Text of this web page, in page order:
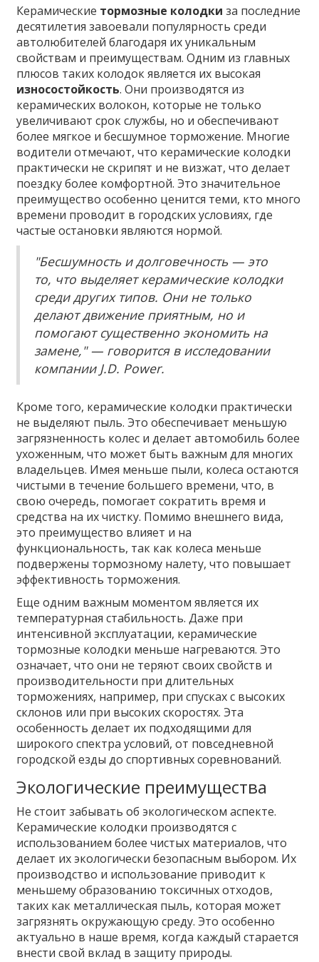
Керамические тормозные колодки за последние
десятилетия завоевали популярность среди
автолюбителей благодаря их уникальным
свойствам и преимуществам. Одним из главных
плюсов таких колодок является их высокая
износостойкость. Они производятся из
керамических волокон, которые не только
увеличивают срок службы, но и обеспечивают
более мягкое и бесшумное торможение. Многие
водители отмечают, что керамические колодки
практически не скрипят и не визжат, что делает
поездку более комфортной. Это значительное
преимущество особенно ценится теми, кто много
времени проводит в городских условиях, где
частые остановки являются нормой.
"Бесшумность и долговечность — это
то, что выделяет керамические колодки
среди других типов. Они не только
делают движение приятным, но и
помогают существенно экономить на
замене," — говорится в исследовании
компании J.D. Power.
Кроме того, керамические колодки практически
не выделяют пыль. Это обеспечивает меньшую
загрязненность колес и делает автомобиль более
ухоженным, что может быть важным для многих
владельцев. Имея меньше пыли, колеса остаются
чистыми в течение большего времени, что, в
свою очередь, помогает сократить время и
средства на их чистку. Помимо внешнего вида,
это преимущество влияет и на
функциональность, так как колеса меньше
подвержены тормозному налету, что повышает
эффективность торможения.
Еще одним важным моментом является их
температурная стабильность. Даже при
интенсивной эксплуатации, керамические
тормозные колодки меньше нагреваются. Это
означает, что они не теряют своих свойств и
производительности при длительных
торможениях, например, при спусках с высоких
склонов или при высоких скоростях. Эта
особенность делает их подходящими для
широкого спектра условий, от повседневной
городской езды до спортивных соревнований.
Экологические преимущества
Не стоит забывать об экологическом аспекте.
Керамические колодки производятся с
использованием более чистых материалов, что
делает их экологически безопасным выбором. Их
производство и использование приводит к
меньшему образованию токсичных отходов,
таких как металлическая пыль, которая может
загрязнять окружающую среду. Это особенно
актуально в наше время, когда каждый старается
внести свой вклад в защиту природы.